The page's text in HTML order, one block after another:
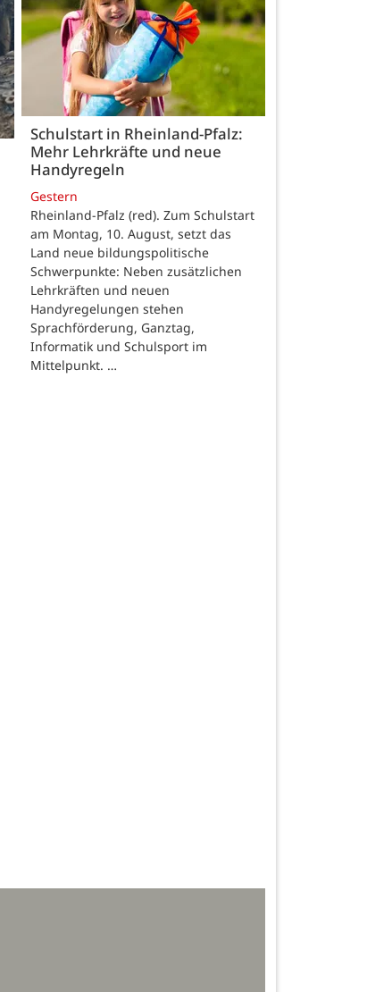
Schulstart in Rheinland-Pfalz:
Mehr Lehrkräfte und neue
Handyregeln
Gestern
Rheinland-Pfalz (red). Zum Schulstart
am Montag, 10. August, setzt das
Land neue bildungspolitische
Schwerpunkte: Neben zusätzlichen
Lehrkräften und neuen
Handyregelungen stehen
Sprachförderung, Ganztag,
Informatik und Schulsport im
Mittelpunkt. …